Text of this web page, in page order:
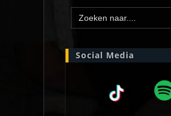
Zoek
naar:
Social Media